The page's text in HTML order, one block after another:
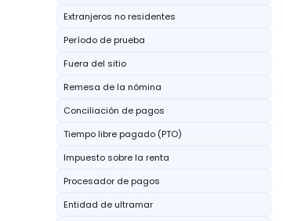
Extranjeros no residentes
Período de prueba
Fuera del sitio
Remesa de la nómina
Conciliación de pagos
Tiempo libre pagado (PTO)
Impuesto sobre la renta
Procesador de pagos
Entidad de ultramar